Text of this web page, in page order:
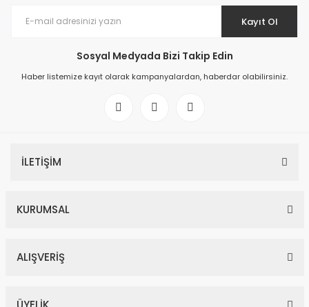
Kayıt Ol
Sosyal Medyada Bizi Takip Edin
Haber listemize kayıt olarak kampanyalardan, haberdar olabilirsiniz.
İLETİŞİM
KURUMSAL
ALIŞVERİŞ